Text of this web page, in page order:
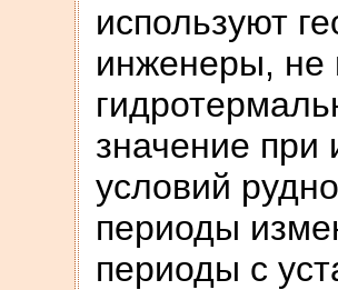
используют
инженеры, не
значение при
условий
периоды
периоды с